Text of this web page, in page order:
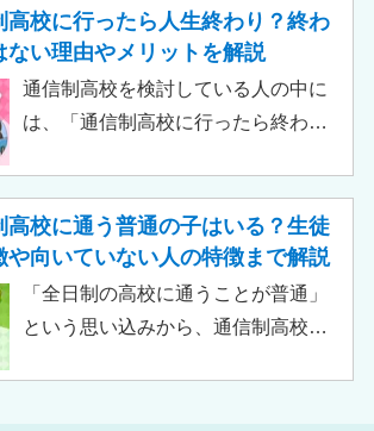
格実績を豊富にもつ学校もありま
す。
め、サポート校のみでは高卒資格を
取得できません。 ただし、個別の学
習指導やスクールカウンセラーによ
る生活面での相談など手厚い支援が
でしょう。 この記事では、サポート
校の特徴や通信制高校との違い、メ
リット・デメリットについて解説し
ます。
高校に行ったら人生終わり？終わ
ない理由やメリットを解説
通信制高校を検討している人の中に
は、「通信制高校に行ったら終わ
がある人もいるのではないでしょう
か。 結論から言うと、通信制高校に
行ったからといって「人生終了」で
は決してありません。通信制高校で
高校に通う普通の子はいる？生徒
や向いていない人の特徴まで解説
「全日制の高校に通うことが普通」
という思い込みから、通信制高校へ